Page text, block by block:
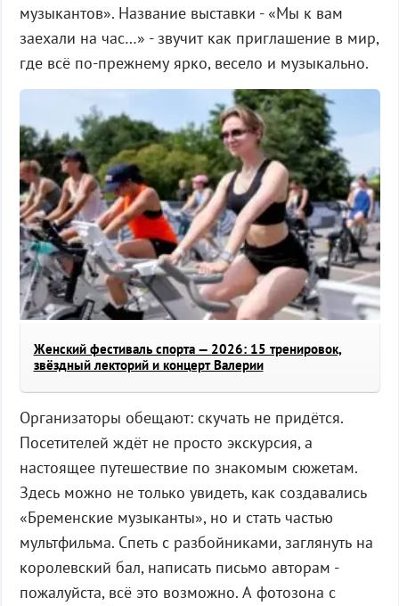
музыкантов». Название выставки - «Мы к вам
заехали на час…» - звучит как приглашение в мир,
где всё по-прежнему ярко, весело и музыкально.
Женский фестиваль спорта — 2026: 15 тренировок,
звёздный лекторий и концерт Валерии
Организаторы обещают: скучать не придётся.
Посетителей ждёт не просто экскурсия, а
настоящее путешествие по знакомым сюжетам.
Здесь можно не только увидеть, как создавались
«Бременские музыканты», но и стать частью
мультфильма. Спеть с разбойниками, заглянуть на
королевский бал, написать письмо авторам -
пожалуйста, всё это возможно. А фотозона с